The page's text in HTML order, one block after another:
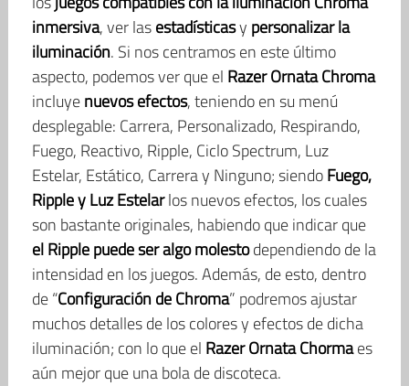
inmersiva, ver lasestadísticasy personalizar la
iluminación. Si nos centramos en este último
aspecto, podemos ver que el Razer Ornata Chroma
incluyenuevos efectos, teniendo en su menú
desplegable: Carrera, Personalizado, Respirando,
Fuego, Reactivo, Ripple, Ciclo Spectrum, Luz
Estelar, Estático, Carrera y Ninguno; siendoFuego,
Ripple y Luz Estelarlos nuevos efectos, los cuales
son bastante originales, habiendo que indicar que
el Ripple puede ser algo molestodependiendo de la
intensidad en los juegos. Además, de esto, dentro
de “Configuración de Chroma” podremos ajustar
muchos detalles de los colores y efectos de dicha
iluminación; con lo que el Razer Ornata Chormaes
aún mejor que una bola de discoteca.